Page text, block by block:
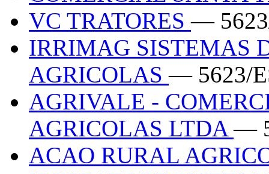
VC TRATORES—
IRRIMAG SISTEMAS
AGRICOLAS— 5623/
AGRIVALE -
AGRICOLAS LTDA—
ACAO RURAL